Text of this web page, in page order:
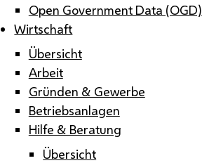
Open Government Data (OGD)
Wirtschaft
Übersicht
Arbeit
Gründen & Gewerbe
Betriebsanlagen
Hilfe & Beratung
Übersicht